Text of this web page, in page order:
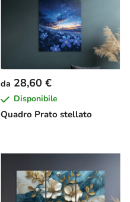
Quadro Prato stellato
da 28,60 €
Disponibile